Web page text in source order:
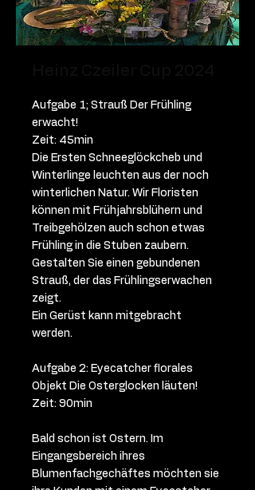
Aufgabe 1; Strauß Der Frühling
erwacht!
Zeit: 45min
Die Ersten Schneeglöckcheb und
Winterlinge leuchten aus der noch
winterlichen Natur. Wir Floristen
können mit Frühjahrsblühern und
Treibgehölzen auch schon etwas
Frühling in die Stuben zaubern.
Gestalten Sie einen gebundenen
Strauß, der das Frühlingserwachen
zeigt.
Ein Gerüst kann mitgebracht
werden.
Aufgabe 2: Eyecatcher florales
Objekt Die Osterglocken läuten!
Zeit: 90min
Bald schon ist Ostern. Im
Eingangsbereich ihres
Blumenfachgechäftes möchten sie